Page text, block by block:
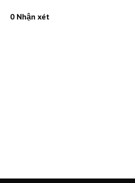
0 Nhận xét